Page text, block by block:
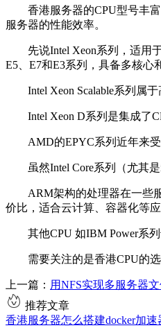
香港服务器的CPU型号丰
服务器的性能效率。
先说Intel Xeon系列，适用
E5、E7和E3系列，具备多核心
Intel Xeon Scalable系列属
Intel Xeon D系列是集成了
AMD的EPYC系列近年来
虽然Intel Core系列（尤其
ARM架构的处理器在一些
价比，适合云计算、容器化等应
其他CPU 如IBM Power系
需要关注的是香港CPU的
上一篇： 用NFS实现多服务器
推荐文章
香港服务器怎么搭建docker加速